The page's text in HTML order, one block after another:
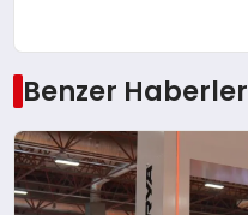
Benzer Haberler